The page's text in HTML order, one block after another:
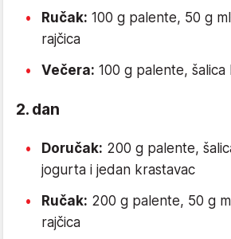
Ručak: 100 g palente, 50 g
rajčica
Večera: 100 g palente, šalica
2. dan
Doručak: 200 g palente,
jogurta i jedan krastavac
Ručak: 200 g palente, 50 g
rajčica